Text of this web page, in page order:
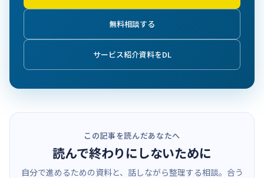
無料相談する
サービス紹介資料をDL
この記事を読んだあなたへ
読んで終わりにしないために
自分で進めるための資料と、話しながら整理する相談。合う